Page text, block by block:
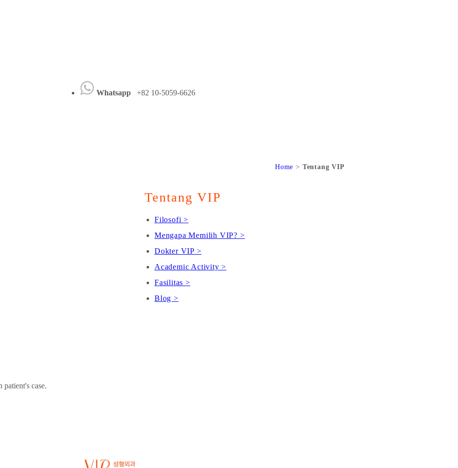
Whatsapp+82 10-5059-6626
Home Tentang VIP
Tentang VIP
Filosofi >
Mengapa Memilih VIP? >
Dokter VIP >
Academic Activity >
Fasilitas >
Blog >
patient's case.